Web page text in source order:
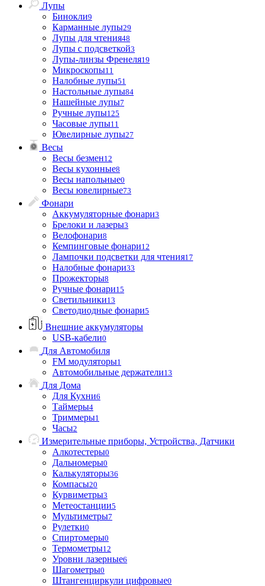
Лупы
Бинокли9
Карманные лупы29
Лупы для чтения48
Лупы с подсветкой3
Лупы-линзы Френеля19
Микроскопы11
Налобные лупы51
Настольные лупы84
Нашейные лупы7
Ручные лупы125
Часовые лупы11
Ювелирные лупы27
Весы
Весы безмен12
Весы кухонные8
Весы напольные0
Весы ювелирные73
Фонари
Аккумуляторные фонари3
Брелоки и лазеры3
Велофонари8
Кемпинговые фонари12
Лампочки подсветки для чтения17
Налобные фонари33
Прожекторы8
Ручные фонари15
Светильники13
Светодиодные фонари5
Внешние аккумуляторы
USB-кабели0
Для Автомобиля
FM модуляторы1
Автомобильные держатели13
Для Дома
Для Кухни6
Таймеры4
Триммеры1
Часы2
Измерительные приборы, Устройства, Датчики
Алкотестеры0
Дальномеры0
Калькуляторы36
Компасы20
Курвиметры3
Метеостанции5
Мультиметры7
Рулетки0
Спиртомеры0
Термометры12
Уровни лазерные6
Шагометры0
Штангенциркули цифровые0